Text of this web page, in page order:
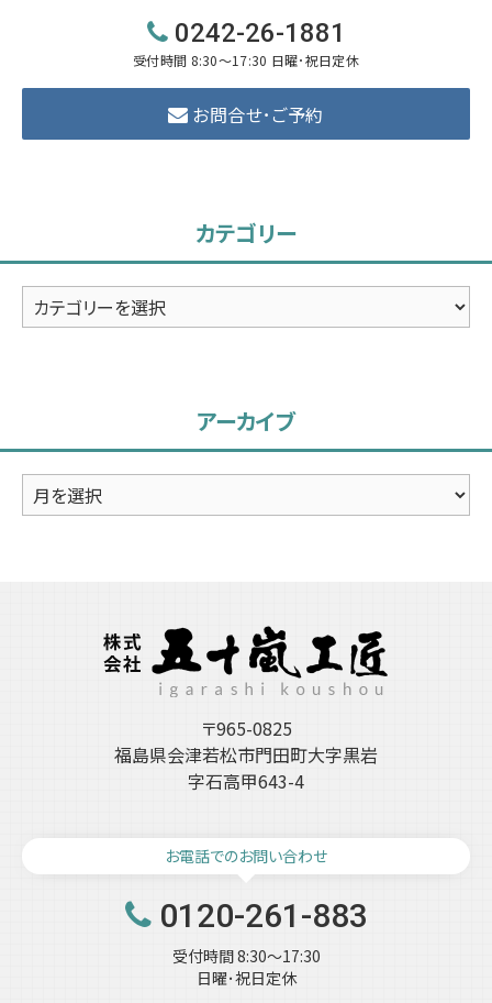
0242-26-1881
受付時間 8:30～17:30 日曜･祝日定休
お問合せ･ご予約
カテゴリー
カ
テ
アーカイブ
ア
ー
〒965-0825
福島県会津若松市門田町大字黒岩
字石高甲643-4
お電話でのお問い合わせ
0120-261-883
受付時間 8:30～17:30
日曜･祝日定休